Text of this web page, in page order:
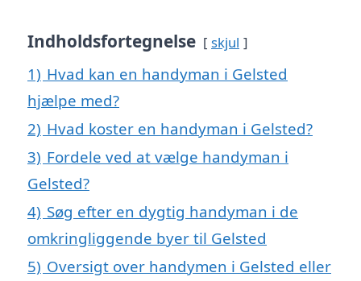
Indholdsfortegnelse skjul
1) Hvad kan en handyman i Gelsted
hjælpe med?
2) Hvad koster en handyman i Gelsted?
3) Fordele ved at vælge handyman i
Gelsted?
4) Søg efter en dygtig handyman i de
omkringliggende byer til Gelsted
5) Oversigt over handymen i Gelsted eller